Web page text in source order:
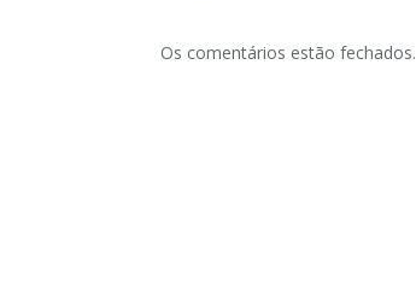
Os comentários estão fechados.